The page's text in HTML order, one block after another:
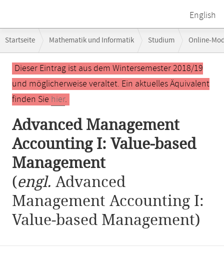
English
Navigation
Startseite Mathematik und Informatik Studium Online-
Advanced Management Accounting I: Value-based Management
Hauptinhalt
Dieser Eintrag ist aus dem Wintersemester 2018/19
und möglicherweise veraltet. Ein aktuelles Äquivalent
finden Sie hier.
Advanced Management
Accounting I: Value-based
Management
(engl. Advanced
Management Accounting I:
Value-based Management)